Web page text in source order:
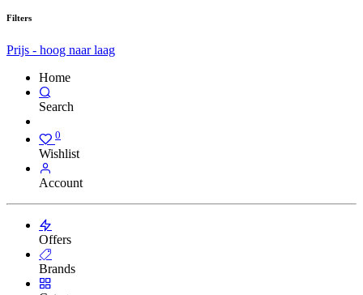
Filters
Prijs - hoog naar laag
Home
Search
0
Wishlist
Account
Offers
Brands